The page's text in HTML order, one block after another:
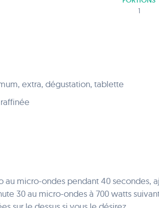
1
extra, dégustation, tablette
au micro-ondes pendant 40 secondes,
30 au micro-ondes à 700 watts